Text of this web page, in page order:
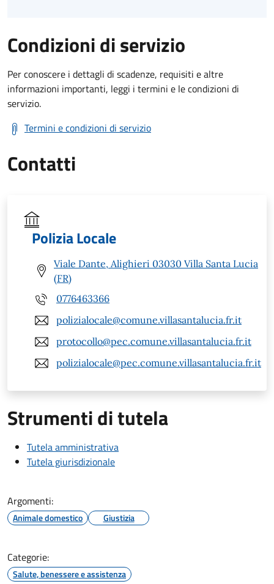
Condizioni di servizio
Per conoscere i dettagli di scadenze, requisiti e altre
informazioni importanti, leggi i termini e le condizioni di
servizio.
Termini e condizioni di servizio
Contatti
Polizia Locale
Viale Dante, Alighieri 03030 Villa Santa Lucia
(FR)
0776463366
polizialocale@comune.villasantalucia.fr.it
protocollo@pec.comune.villasantalucia.fr.it
polizialocale@pec.comune.villasantalucia.fr.it
Strumenti di tutela
Tutela amministrativa
Tutela giurisdizionale
Argomenti:
Animale domestico Giustizia
Categorie:
Salute, benessere e assistenza